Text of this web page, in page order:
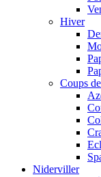
Hiver
Coups
Niderviller